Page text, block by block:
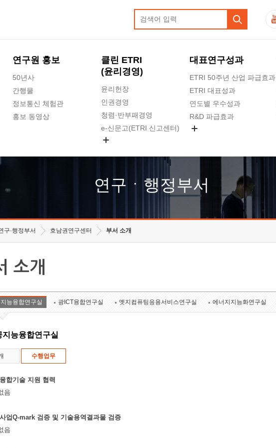
연구원 홍보
50년사
간행물
정보통신 체험관
홍보 동영상
클린 ETRI
(윤리경영)
윤리헌장
인권경영
청렴·반부패경영
e-신문고(ETRI 신고센터)
고객의소리
수의계약 현황
대표연구성과
ETRI 50주년 산업 파급효과
ETRI 대표성과
연도별 우수성과
R&D 파급효과
연구ㆍ행정부서
구·행정부서 호남권연구센터 부서 소개
소개
능융합연구실 광ICT융합연구실 엣지컴퓨팅응용서비스연구실 에너지지능화연구실
지능융합연구실
수행업무
합기술 지원 협력
음
업Q-mark 검증 및 기술용역결과물 검증
음